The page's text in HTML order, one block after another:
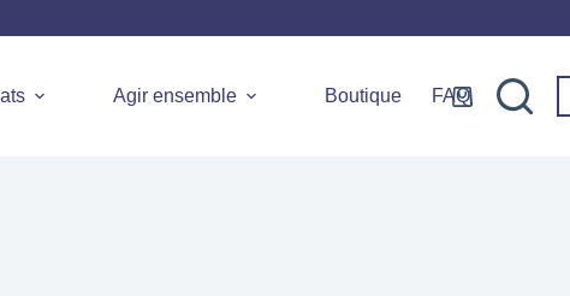
Agir ensemble Boutique FAQ